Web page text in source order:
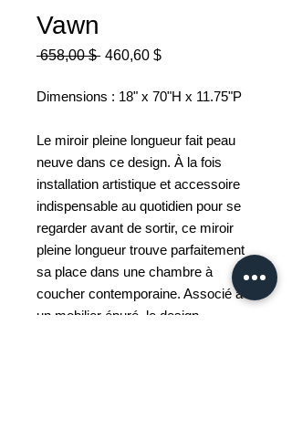
Vawn
658,00 $ Prix
460,60 $Prix
Dimensions : 18" x 70"H x 11.75"P
Le miroir pleine longueur fait peau
neuve dans ce design. À la fois
installation artistique et accessoire
indispensable au quotidien pour se
regarder avant de sortir, ce miroir
pleine longueur trouve parfaitement
sa place dans une chambre à
coucher contemporaine. Associé à
un mobilier épuré, le design